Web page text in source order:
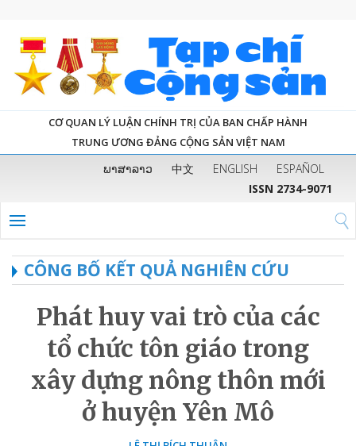
CƠ QUAN LÝ LUẬN CHÍNH TRỊ CỦA BAN CHẤP HÀNH
TRUNG ƯƠNG ĐẢNG CỘNG SẢN VIỆT NAM
ພາສາລາວ 中文 ENGLISH
ESPAÑOL
ISSN 2734-9071
CÔNG BỐ KẾT QUẢ NGHIÊN CỨU
Phát huy vai trò của các
tổ chức tôn giáo trong
xây dựng nông thôn mới
ở huyện Yên Mô